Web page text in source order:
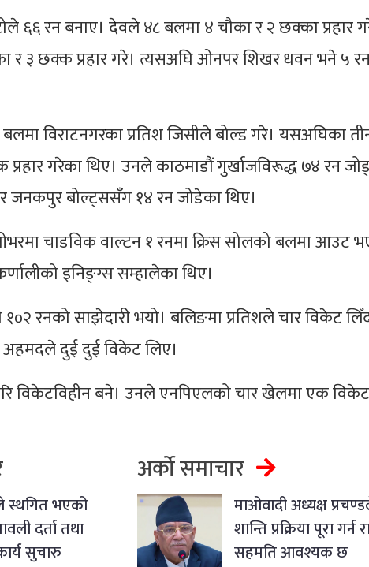
६६ रन बनाए। देवले ४८ बलमा ४ चौका र २ छक्का प्रहार
र ३ छक्क प्रहार गरे। त्यसअघि ओनपर शिखर धवन भने ५
विराटनगरका प्रतिश जिसीले बोल्ड गरे। यसअघिका
गरेका थिए। उनले काठमाडौं गुर्खाजविरूद्ध ७४ रन
जनकपुर बोल्ट्ससँग १४ रन जोडेका थिए।
चाडविक वाल्टन १ रनमा क्रिस सोलको बलमा आउट
इनिङ्ग्स सम्हालेका थिए।
रनको साझेदारी भयो। बलिङमा प्रतिशले चार विकेट
अहमदले दुई दुई विकेट लिए।
विकेटविहीन बने। उनले एनपिएलको चार खेलमा एक विकेट
स्थगित भएको
दर्ता तथा
सुचारु
अर्को समाचार
माओवादी अध्यक्ष
शान्ति प्रक्रिया पूरा गर्न
सहमति आवश्यक छ